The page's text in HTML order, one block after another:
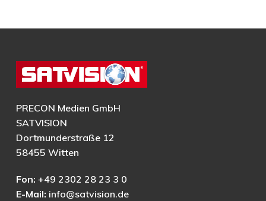
PRECON Medien GmbH
SATVISION
Dortmunderstraße 12
58455 Witten
Fon: +49 2302 28 23 3 0
E-Mail: info@satvision.de